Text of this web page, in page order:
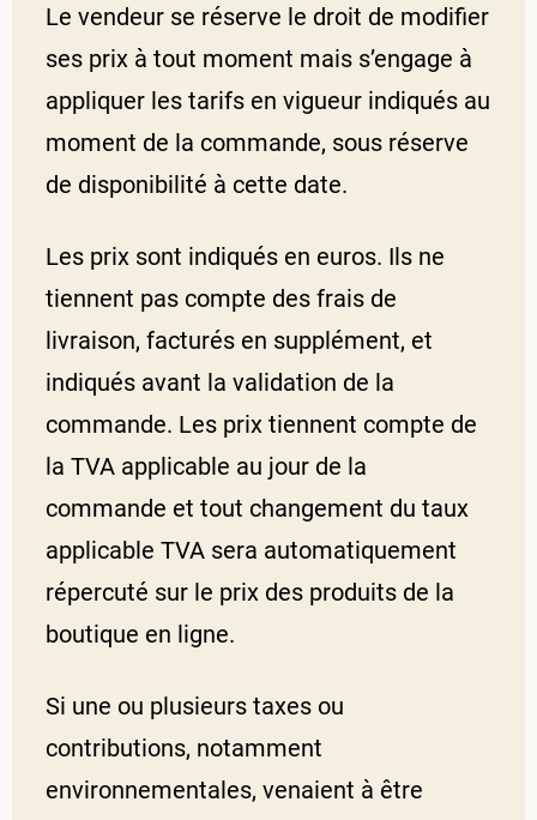
Le vendeur se réserve le droit de modifier
ses prix à tout moment mais s’engage à
appliquer les tarifs en vigueur indiqués au
moment de la commande, sous réserve
de disponibilité à cette date.
Les prix sont indiqués en euros. Ils ne
tiennent pas compte des frais de
livraison, facturés en supplément, et
indiqués avant la validation de la
commande. Les prix tiennent compte de
la TVA applicable au jour de la
commande et tout changement du taux
applicable TVA sera automatiquement
répercuté sur le prix des produits de la
boutique en ligne.
Si une ou plusieurs taxes ou
contributions, notamment
environnementales, venaient à être